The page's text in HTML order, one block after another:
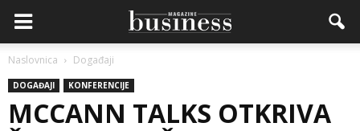
Naslovnica Događaji
DOGAĐAJI KONFERENCIJE
MCCANN TALKS OTKRIVA